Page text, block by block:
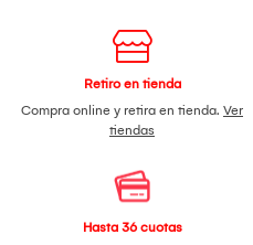
Retiro en tienda
Compra online y retira en tienda. Ver
tiendas
Hasta 36 cuotas